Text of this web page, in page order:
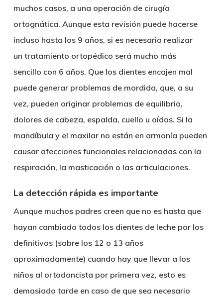
muchos casos, a una operación de cirugía
ortognática. Aunque esta revisión puede hacerse
incluso hasta los 9 años, si es necesario realizar
un tratamiento ortopédico será mucho más
sencillo con 6 años. Que los dientes encajen mal
puede generar problemas de mordida, que, a su
vez, pueden originar problemas de equilibrio,
dolores de cabeza, espalda, cuello u oídos. Si la
mandíbula y el maxilar no están en armonía pueden
causar afecciones funcionales relacionadas con la
respiración, la masticación o las articulaciones.
La detección rápida es importante
Aunque muchos padres creen que no es hasta que
hayan cambiado todos los dientes de lechepor los
definitivos (sobre los 12 o 13 años
aproximadamente) cuando hay que llevar a los
niños al ortodoncista por primera vez, esto es
demasiado tarde en caso de que sea necesario